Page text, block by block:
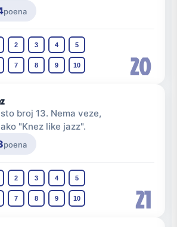
20
poena
2 3 4 5
7 8 9 10
21
broj 13. Nema veze,
"Knez like jazz".
poena
2 3 4 5
7 8 9 10